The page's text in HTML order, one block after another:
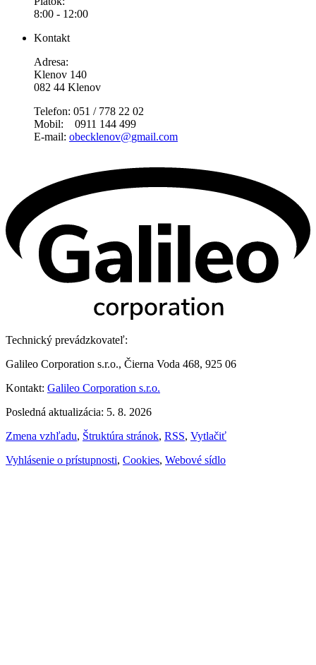
8:00 - 12:00
Kontakt
Adresa:
Klenov 140
082 44 Klenov
Telefon: 051 / 778 22 02
Mobil: 0911 144 499
E-mail: obecklenov@gmail.com
Technický prevádzkovateľ:
Galileo Corporation s.r.o., Čierna Voda 468, 925 06
Kontakt: Galileo Corporation s.r.o.
Posledná aktualizácia: 5. 8. 2026
Zmena vzhľadu, Štruktúra stránok, RSS, Vytlačiť
Vyhlásenie o prístupnosti, Cookies, Webové sídlo